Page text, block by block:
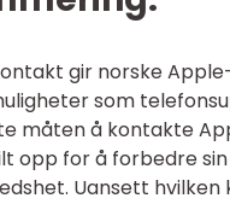
gir norske
som
måten å kontakte
opp for å forbedre
Uansett hvilken